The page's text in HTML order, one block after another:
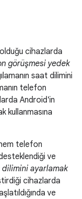
cihazlarda
görüşmesi yedek
saat dilimini
telefon
Android'in
kullanmasına
telefon
ve
dilimini ayarlamak
cihazlarda
ve